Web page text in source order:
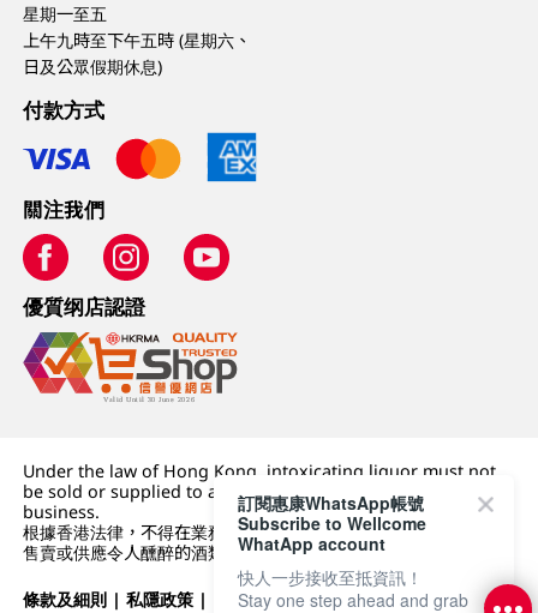
星期一至五
上午九時至下午五時 (星期六、
日及公眾假期休息)
付款方式
關注我們
優質纲店認證
Under the law of Hong Kong, intoxicating liquor must not
be sold or supplied to a minor (under 18) in the course of
business.
根據香港法律，不得在業務過程中，向未成年人 (18 歲以下人士)
售賣或供應令人醺醉的酒類。
條款及細則 |私隱政策 | DFI零售集團
訂閱惠康WhatsApp帳號
Subscribe to Wellcome
WhatApp account
快人一步接收至抵資訊！
Stay one step ahead and grab